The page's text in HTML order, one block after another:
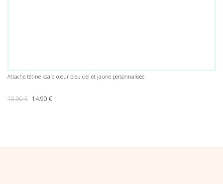
Attache tétine koala coeur bleu ciel et jaune personnalisée
15.90€ Le prix initial était : 15.90 €.
14.90 €Le prix actuel est : 14.90 €.